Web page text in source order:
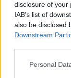
disclosure of your
IAB’s list of
also be disclosed
Downstream
Personal
Artigo anterior
Vasco Gonçalves
novo treinador do